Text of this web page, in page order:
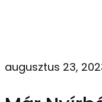
augusztus 23,